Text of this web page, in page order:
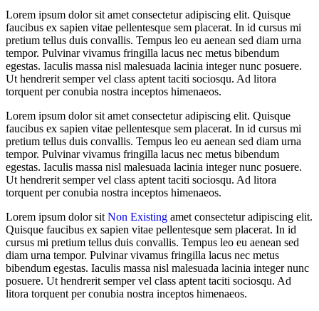
Lorem ipsum dolor sit amet consectetur adipiscing elit. Quisque
faucibus ex sapien vitae pellentesque sem placerat. In id cursus mi
pretium tellus duis convallis. Tempus leo eu aenean sed diam urna
tempor. Pulvinar vivamus fringilla lacus nec metus bibendum
egestas. Iaculis massa nisl malesuada lacinia integer nunc posuere.
Ut hendrerit semper vel class aptent taciti sociosqu. Ad litora
torquent per conubia nostra inceptos himenaeos.
Lorem ipsum dolor sit amet consectetur adipiscing elit. Quisque
faucibus ex sapien vitae pellentesque sem placerat. In id cursus mi
pretium tellus duis convallis. Tempus leo eu aenean sed diam urna
tempor. Pulvinar vivamus fringilla lacus nec metus bibendum
egestas. Iaculis massa nisl malesuada lacinia integer nunc posuere.
Ut hendrerit semper vel class aptent taciti sociosqu. Ad litora
torquent per conubia nostra inceptos himenaeos.
Lorem ipsum dolor sit Non Existing amet consectetur adipiscing elit.
Quisque faucibus ex sapien vitae pellentesque sem placerat. In id
cursus mi pretium tellus duis convallis. Tempus leo eu aenean sed
diam urna tempor. Pulvinar vivamus fringilla lacus nec metus
bibendum egestas. Iaculis massa nisl malesuada lacinia integer nunc
posuere. Ut hendrerit semper vel class aptent taciti sociosqu. Ad
litora torquent per conubia nostra inceptos himenaeos.